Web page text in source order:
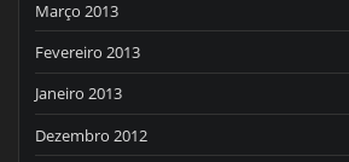
Março 2013
Fevereiro 2013
Janeiro 2013
Dezembro 2012